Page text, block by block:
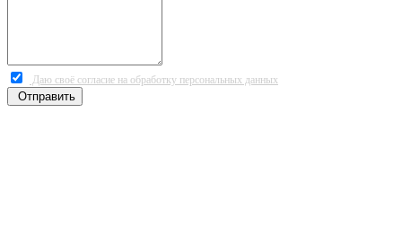
Даю своё согласие на обработку персональных данных
Отправить